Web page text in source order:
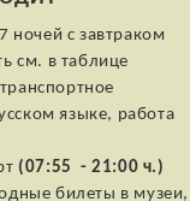
с завтраком
см. в таблице
языке, работа
(07:55 - 21:00 ч.)
билеты в музеи,